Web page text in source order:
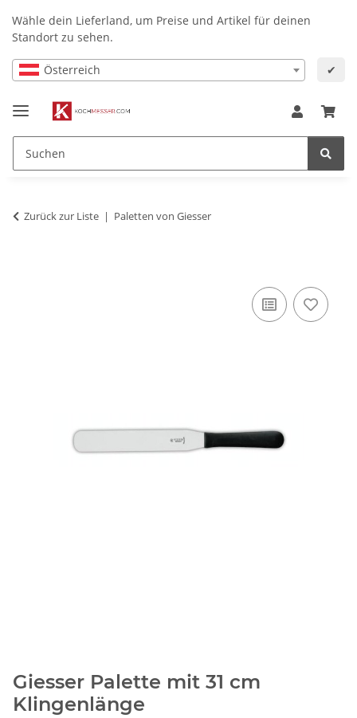
Wähle dein Lieferland, um Preise und Artikel für deinen
Standort zu sehen.
Österreich ✔
Zurück zur Liste Paletten von Giesser
Giesser Palette mit 31 cm
Klingenlänge